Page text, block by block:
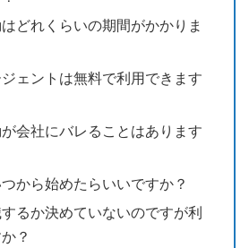
どれくらいの期間がかかりま
ェントは無料で利用できます
会社にバレることはあります
から始めたらいいですか？
るか決めていないのですが利
？